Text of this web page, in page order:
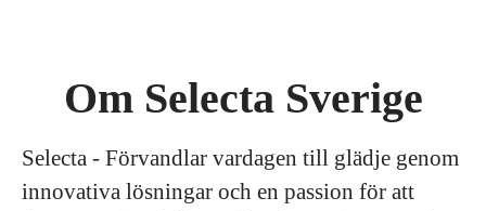
Om Selecta Sverige
Selecta - Förvandlar vardagen till glädje genom
innovativa lösningar och en passion för att